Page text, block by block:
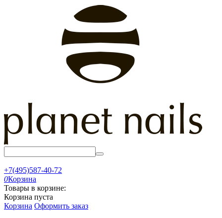
+7(495)587-40-72
0Корзина
Товары в корзине:
Корзина пуста
Корзина Оформить заказ